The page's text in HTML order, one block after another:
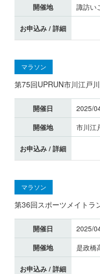
開催地
諏訪い
お申込み / 詳細
マラソン
第75回UPRUN市川江戸
開催日
2025/
開催地
市川江
お申込み / 詳細
マラソン
第36回スポーツメイトラ
開催日
2025/
開催地
是政橋
お申込み / 詳細